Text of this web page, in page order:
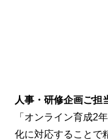
人事・研修企画ご担
「オンライン育成2
化に対応することで